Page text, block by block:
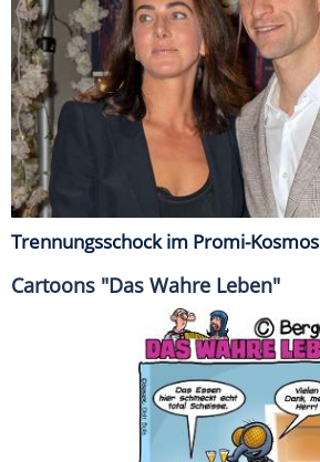
Trennungsschock im Promi-Kosmos
Cartoons "Das Wahre Leben"